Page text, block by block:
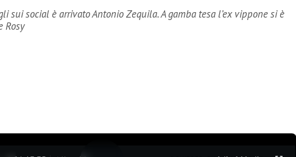
sui social è arrivato Antonio Zequila. A gamba tesa l’ex vippone si è
Rosy